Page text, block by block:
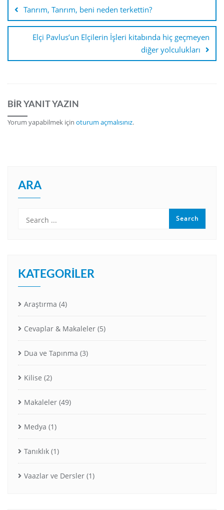
o
o
k
Tanrım, Tanrım, beni neden terkettin?
Elçi Pavlus’un Elçilerin İşleri kitabında hiç geçmeyen
diğer yolculukları
BIR YANIT YAZIN
Yorum yapabilmek için oturum açmalısınız.
ARA
KATEGORILER
Araştırma (4)
Cevaplar & Makaleler (5)
Dua ve Tapınma (3)
Kilise (2)
Makaleler (49)
Medya (1)
Tanıklık (1)
Vaazlar ve Dersler (1)